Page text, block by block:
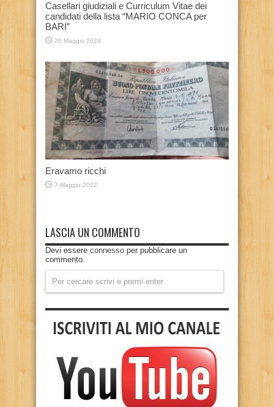
Casellari giudiziali e Curriculum Vitae dei
candidati della lista “MARIO CONCA per
BARI”
26 Maggio 2024
Eravamo ricchi
7 Maggio 2022
LASCIA UN COMMENTO
Devi essere connesso per pubblicare un
commento.